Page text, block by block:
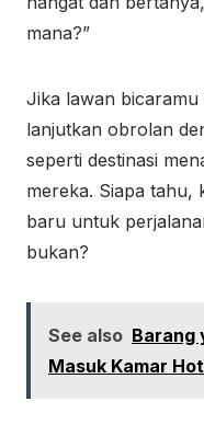
mana?”
Jika lawan
lanjutkan obrolan
seperti destinasi
mereka. Siapa tahu,
baru untuk
bukan?
See also Barang
Masuk Kamar